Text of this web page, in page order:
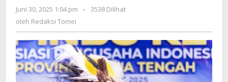
Tapi
Jadi
Pengusaha
di
Negeri
Sendiri
Juni 30, 2025 1:04 pm
oleh
-
3538 Dilihat
oleh Redaksi Tomei